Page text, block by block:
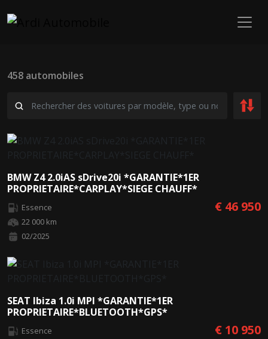
458 automobiles
BMW Z4 2.0iAS sDrive20i *GARANTIE*1ER
PROPRIETAIRE*CARPLAY*SIEGE CHAUFF*
Essence
22 000 km
02/2025
€ 46 950
SEAT Ibiza 1.0i MPI *GARANTIE*1ER
PROPRIETAIRE*BLUETOOTH*GPS*
Essence
€ 10 950